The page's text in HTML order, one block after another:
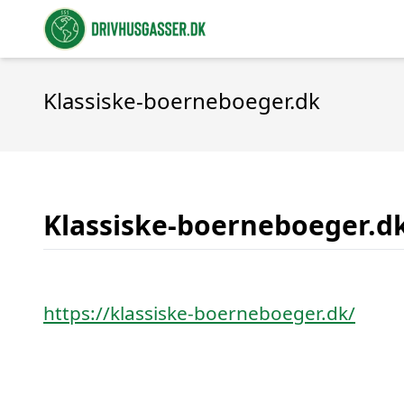
Klassiske-boerneboeger.dk
Klassiske-
https://klassiske-boerneboeger.dk/